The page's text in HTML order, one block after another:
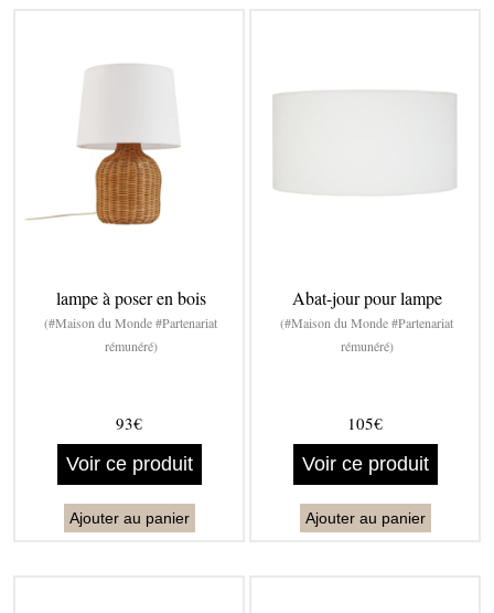
lampe à poser en bois
(#Maison du Monde #Partenariat
rémunéré)
93€
Voir ce produit
Ajouter au panier
Abat-jour pour lampe
(#Maison du Monde #Partenariat
rémunéré)
105€
Voir ce produit
Ajouter au panier